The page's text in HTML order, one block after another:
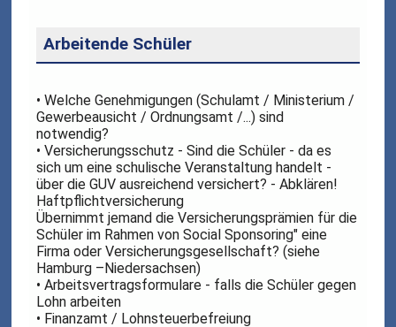
Arbeitende Schüler
• Welche Genehmigungen (Schulamt / Ministerium /
Gewerbeausicht / Ordnungsamt /...) sind
notwendig?
• Versicherungsschutz - Sind die Schüler - da es
sich um eine schulische Veranstaltung handelt -
über die GUV ausreichend versichert? - Abklären!
Haftpflichtversicherung
Übernimmt jemand die Versicherungsprämien für die
Schüler im Rahmen von Social Sponsoring" eine
Firma oder Versicherungsgesellschaft? (siehe
Hamburg –Niedersachsen)
• Arbeitsvertragsformulare - falls die Schüler gegen
Lohn arbeiten
• Finanzamt / Lohnsteuerbefreiung